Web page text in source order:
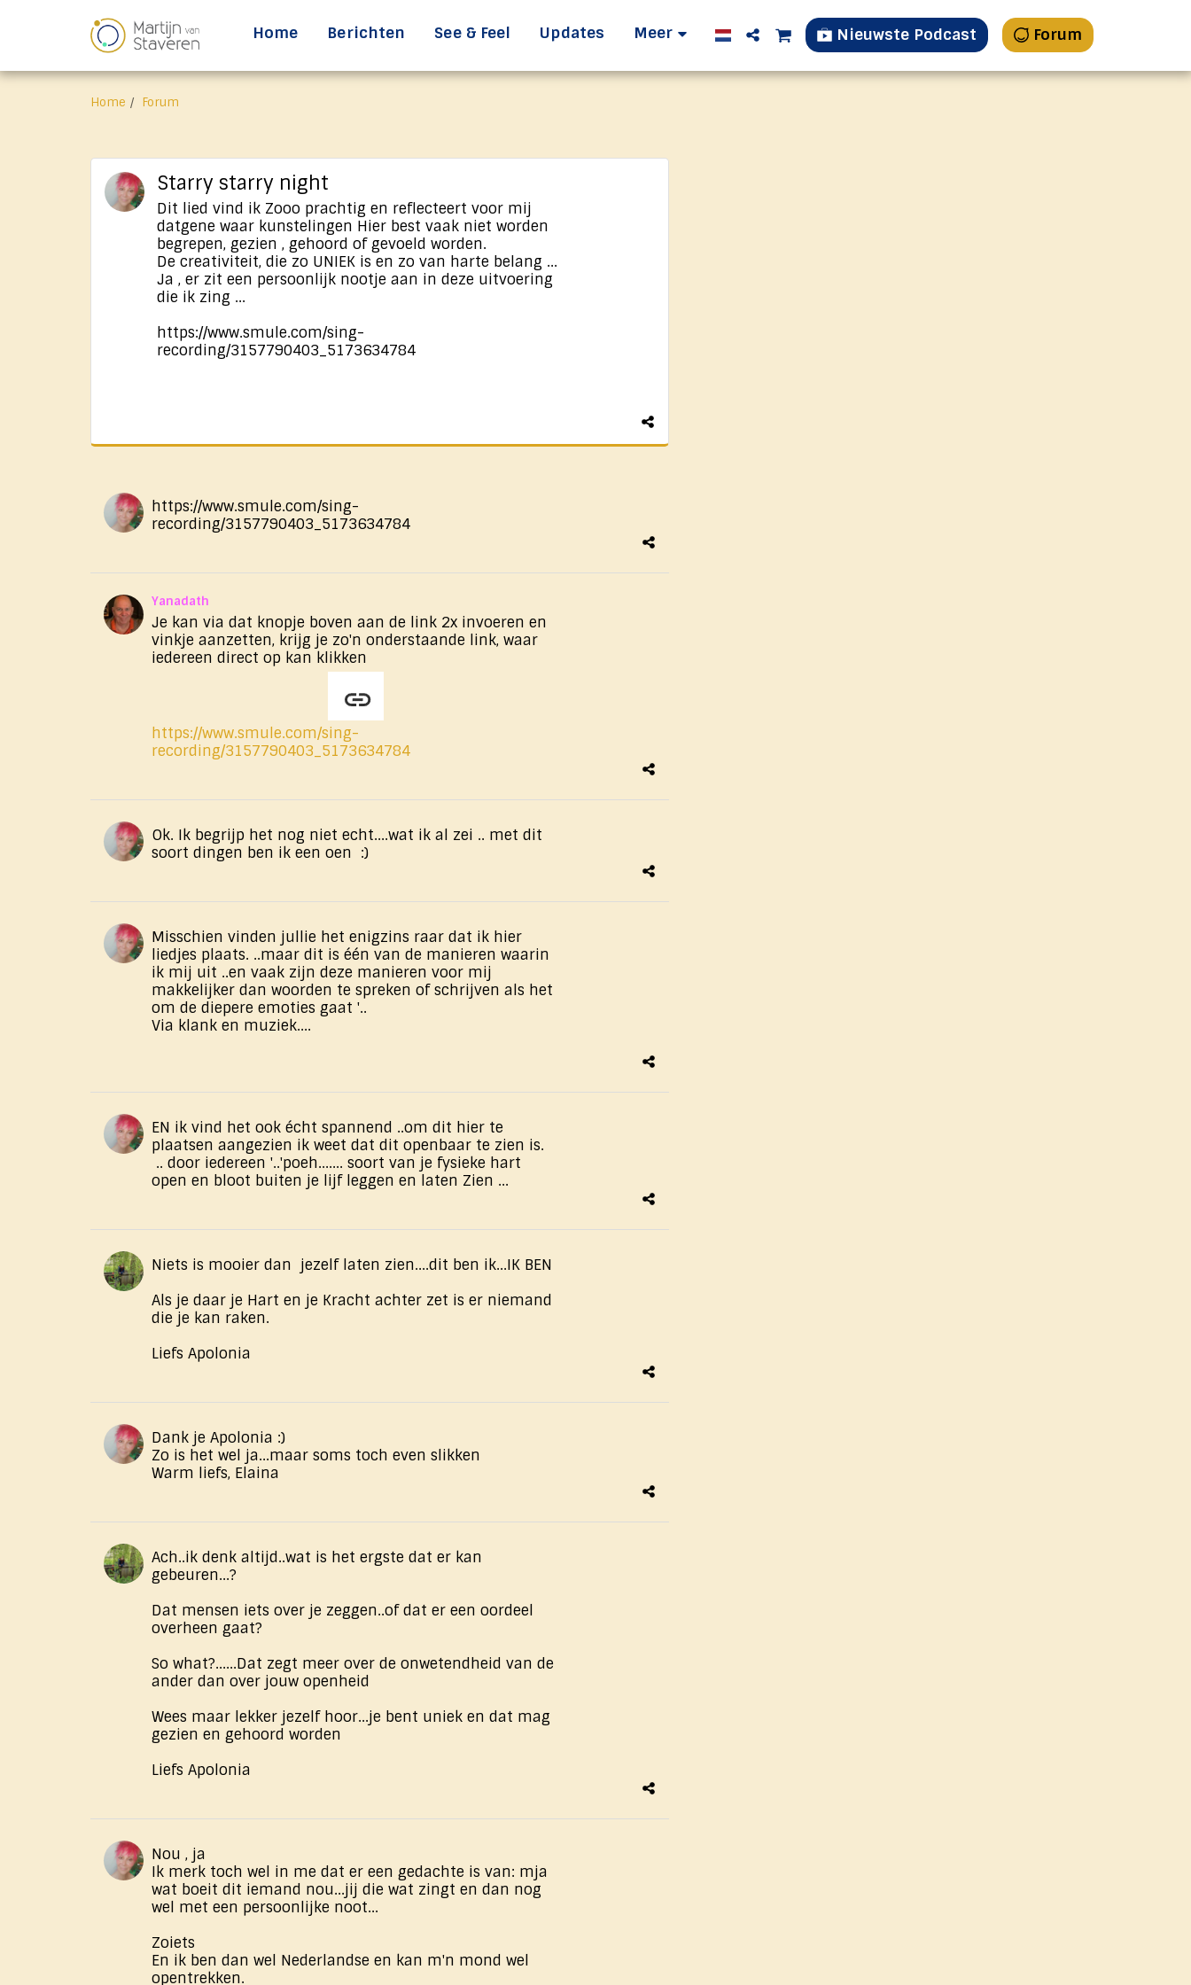
Home Berichten See & Feel Updates Meer Nieuwste Podcast Forum
Home Forum
Starry starry night
Dit lied vind ik Zooo prachtig en reflecteert voor mij
datgene waar kunstelingen Hier best vaak niet worden
begrepen, gezien , gehoord of gevoeld worden.
De creativiteit, die zo UNIEK is en zo van harte belang ...
Ja , er zit een persoonlijk nootje aan in deze uitvoering
die ik zing ...
https://www.smule.com/sing-
recording/3157790403_5173634784
https://www.smule.com/sing-
recording/3157790403_5173634784
Yanadath
Je kan via dat knopje boven aan de link 2x invoeren en
vinkje aanzetten, krijg je zo'n onderstaande link, waar
iedereen direct op kan klikken
https://www.smule.com/sing-
recording/3157790403_5173634784
Ok. Ik begrijp het nog niet echt....wat ik al zei .. met dit
soort dingen ben ik een oen :)
Misschien vinden jullie het enigzins raar dat ik hier
liedjes plaats. ..maar dit is één van de manieren waarin
ik mij uit ..en vaak zijn deze manieren voor mij
makkelijker dan woorden te spreken of schrijven als het
om de diepere emoties gaat '..
Via klank en muziek....
EN ik vind het ook écht spannend ..om dit hier te
plaatsen aangezien ik weet ​dat dit openbaar te zien is.
.. door iedereen '..'poeh....... soort van je fysieke hart
open en bloot buiten je lijf leggen en laten ​Zien ...
Niets is mooier dan jezelf laten zien....dit ben ik...IK BEN
Als je daar je Hart en je Kracht achter zet is er niemand
die je kan raken.
Liefs Apolonia
Dank je Apolonia :)
Zo is het wel ja...maar soms toch even slikken
Warm ​liefs, Elaina
Ach..ik denk altijd..wat is het ergste dat er kan
gebeuren...?
Dat mensen iets over je zeggen..of dat er een oordeel
overheen gaat?
So what?......Dat zegt meer over de onwetendheid van de
ander dan over jouw openheid
Wees maar lekker jezelf hoor...je bent uniek en dat mag
gezien en gehoord worden
Liefs Apolonia
Nou , ja
Ik merk toch wel in me dat er een gedachte is van: mja
wat boeit dit iemand nou...jij die wat zingt en ​dan nog
wel met een persoonlijke noot...
Zoiets
En ik ben dan wel Nederlandse en kan m'n mond wel
opentrekken.